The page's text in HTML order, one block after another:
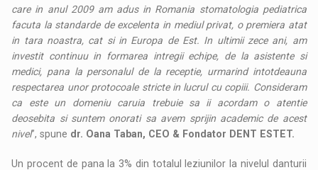
care in anul 2009 am adus in Romania stomatologia pediatrica
facuta la standarde de excelenta in mediul privat, o premiera atat
in tara noastra, cat si in Europa de Est. In ultimii zece ani, am
investit continuu in formarea intregii echipe, de la asistente si
medici, pana la personalul de la receptie, urmarind intotdeauna
respectarea unor protocoale stricte in lucrul cu copiii. Consideram
ca este un domeniu caruia trebuie sa ii acordam o atentie
deosebita si suntem onorati sa avem sprijin academic de acest
nivel”, spune dr. Oana Taban, CEO & Fondator DENT ESTET.
Un procent de pana la 3% din totalul leziunilor la nivelul danturii